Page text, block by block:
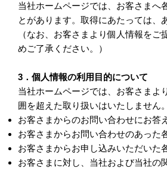
当社ホームページでは、お客さまへ
とがあります。取得にあたっては、
（なお、お客さまより個人情報を
めご了承ください。）
3．個人情報の利用目的について
当社ホームページでは、お客さまよ
囲を超えた取り扱いはいたしません。
お客さまからのお問い合わせにお答
お客さまからお問い合わせのあった
お客さまからお申し込みいただいた
お客さまに対し、当社および当社の